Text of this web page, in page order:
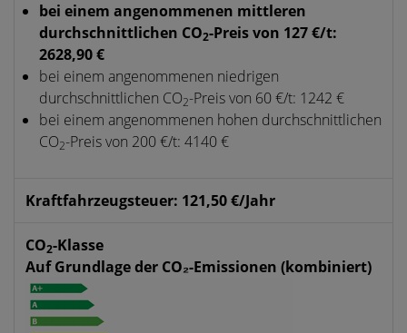
bei einem angenommenen mittleren
durchschnittlichen CO2-Preis von 127 €/t:
2628,90 €
bei einem angenommenen niedrigen
durchschnittlichen CO2-Preis von 60 €/t: 1242 €
bei einem angenommenen hohen durchschnittlichen
CO2-Preis von 200 €/t: 4140 €
Kraftfahrzeugsteuer: 121,50 €/Jahr
CO2-Klasse
Auf Grundlage der CO₂-Emissionen (kombiniert)